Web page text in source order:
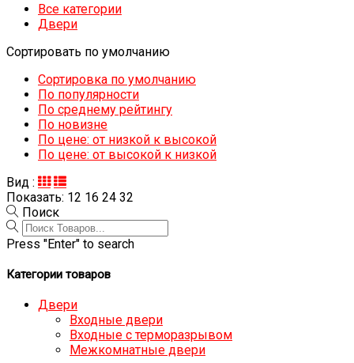
Все категории
Двери
Сортировать по умолчанию
Сортировка по умолчанию
По популярности
По среднему рейтингу
По новизне
По цене: от низкой к высокой
По цене: от высокой к низкой
Вид :
Показать: 12 16 24 32
Поиск
Press "Enter" to search
Категории товаров
Двери
Входные двери
Входные с терморазрывом
Межкомнатные двери